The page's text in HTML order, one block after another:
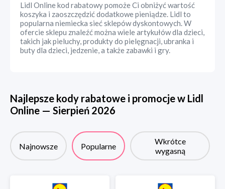
Lidl Online kod rabatowy pomoże Ci obniżyć wartość
koszyka i zaoszczędzić dodatkowe pieniądze. Lidl to
popularna niemiecka sieć sklepów dyskontowych. W
ofercie sklepu znaleźć można wiele artykułów dla dzieci,
takich jak pieluchy, produkty do pielęgnacji, ubranka i
buty dla dzieci, jedzenie, a także zabawki i gry.
Najlepsze kody rabatowe i promocje w Lidl
Online — Sierpień 2026
Najnowsze Popularne
Wkrótce
wygasną